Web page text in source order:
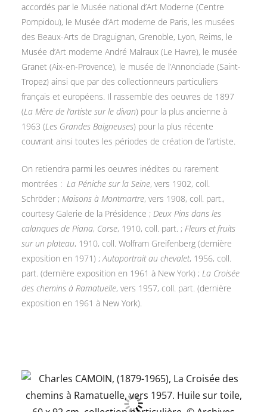
accordés par le Musée national d’Art Moderne (Centre
Pompidou), le Musée d’Art moderne de Paris, les musées
des Beaux-Arts de Draguignan, Grenoble, Lyon, Reims, le
Musée d’Art moderne André Malraux (Le Havre), le musée
Granet (Aix-en-Provence), le musée de l’Annonciade (Saint-
Tropez) ainsi que par des collectionneurs particuliers
français et européens. Il rassemble des oeuvres de 1897
(La Mère de l’artiste sur le divan) pour la plus ancienne à
1963 (Les Grandes Baigneuses) pour la plus récente
couvrant ainsi toutes les périodes de création de l’artiste.
On retiendra parmi les oeuvres inédites ou rarement
montrées : La Péniche sur la Seine, vers 1902, coll.
Schröder ; Maisons à Montmartre, vers 1908, coll. part.,
courtesy Galerie de la Présidence ; Deux Pins dans les
calanques de Piana, Corse, 1910, coll. part. ; Fleurs et fruits
sur un plateau, 1910, coll. Wolfram Greifenberg (dernière
exposition en 1971) ; Autoportrait au chevalet, 1956, coll.
part. (dernière exposition en 1961 à New York) ; La Croisée
des chemins à Ramatuelle, vers 1957, coll. part. (dernière
exposition en 1961 à New York).